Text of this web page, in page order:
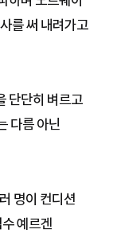
를 써 내려가고
단단히 벼르고
다름 아닌
명이 컨디션
예르겐